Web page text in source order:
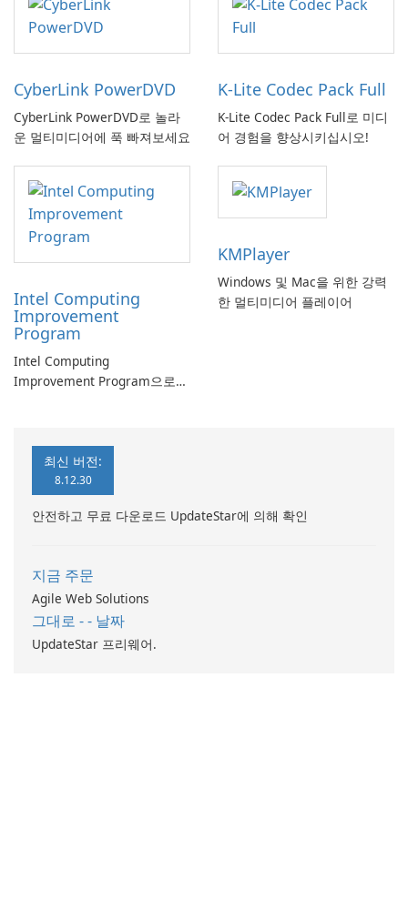
CyberLink PowerDVD
CyberLink PowerDVD로 놀라
운 멀티미디어에 푹 빠져보세요
K-Lite Codec Pack Full
K-Lite Codec Pack Full로 미디
어 경험을 향상시키십시오!
Intel Computing
Improvement
Program
Intel Computing
Improvement Program으로
KMPlayer
Windows 및 Mac을 위한 강력
한 멀티미디어 플레이어
최신 버전:
8.12.30
안전하고 무료 다운로드 UpdateStar에 의해 확인
지금 주문
Agile Web Solutions
그대로 - - 날짜
UpdateStar 프리웨어.